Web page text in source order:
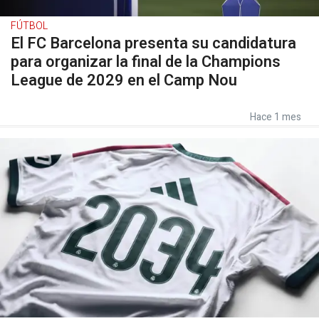
FÚTBOL
El FC Barcelona presenta su candidatura
para organizar la final de la Champions
League de 2029 en el Camp Nou
Hace 1 mes